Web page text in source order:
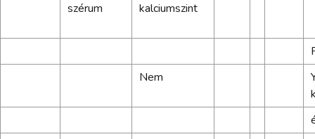
szérum kalciumszint
Nem